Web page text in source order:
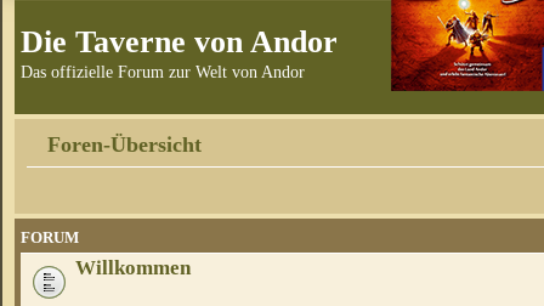
Die Taverne von Andor
Das offizielle Forum zur Welt von Andor
Foren-Übersicht
FORUM
Willkommen